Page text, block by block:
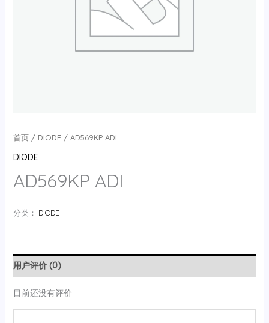
首页/ DIODE/ AD569KP ADI
DIODE
AD569KP ADI
分类： DIODE
用户评价 (0)
目前还没有评价